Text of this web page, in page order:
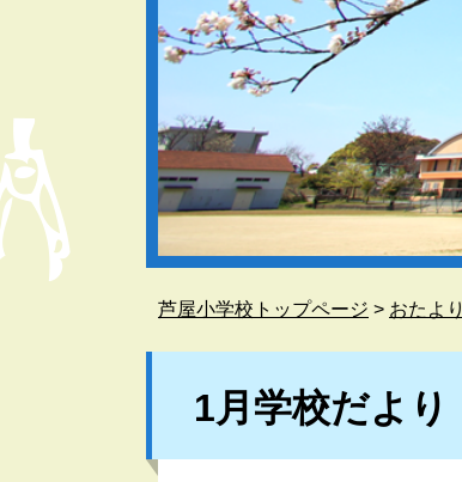
芦屋小学校トップページ > おたより
1月学校だより